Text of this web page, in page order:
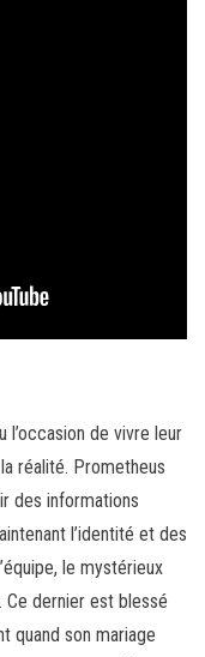
l’occasion de vivre leur
réalité. Prometheus
des informations
l’identité et des
le mystérieux
Ce dernier est blessé
quand son mariage